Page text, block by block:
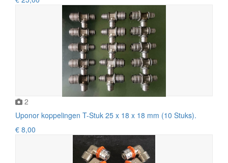
2
Uponor koppelingen T-Stuk 25 x 18 x 18 mm (10 Stuks).
€ 8,00